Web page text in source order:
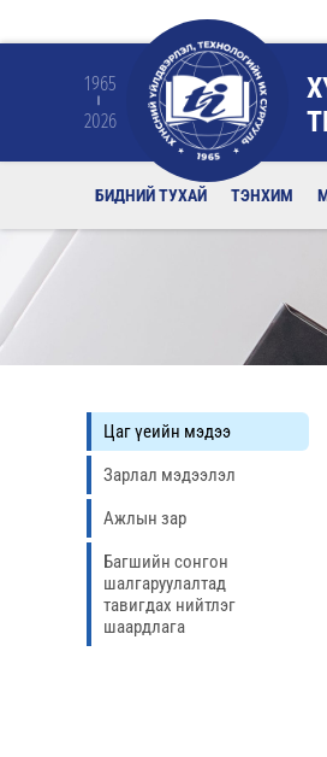
1965
2026
БИДНИЙ ТУХАЙ ТЭНХИМ
Цаг үеийн мэдээ
Зарлал мэдээлэл
Ажлын зар
Багшийн сонгон
шалгаруулалтад
тавигдах нийтлэг
шаардлага